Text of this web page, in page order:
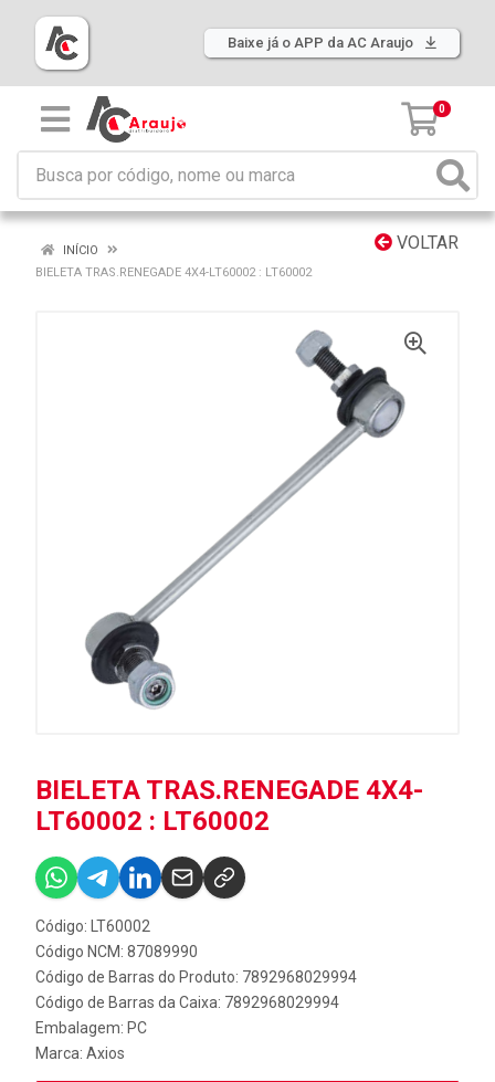
Baixe já o APP da AC Araujo
0
VOLTAR
INÍCIO
BIELETA TRAS.RENEGADE 4X4-LT60002 : LT60002
BIELETA TRAS.RENEGADE 4X4-
LT60002 : LT60002
Código: LT60002
Código NCM: 87089990
Código de Barras do Produto: 7892968029994
Código de Barras da Caixa: 7892968029994
Embalagem: PC
Marca: Axios